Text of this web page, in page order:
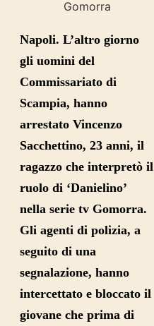
Napoli. L’altro giorno
gli uomini del
Commissariato di
Scampia, hanno
arrestato Vincenzo
Sacchettino, 23 anni, il
ragazzo che interpretò il
ruolo di ‘Danielino’
nella serie tv Gomorra.
Gli agenti di polizia, a
seguito di una
segnalazione, hanno
intercettato e bloccato il
giovane che prima di